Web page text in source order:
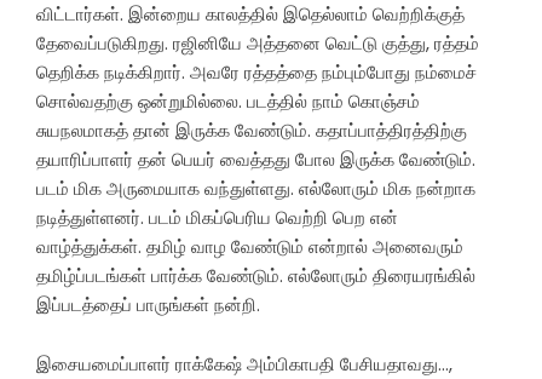
விட்டார்கள். இன்றைய காலத்தில் இதெல்லாம் வெற்றிக்குத்
தேவைப்படுகிறது. ரஜினியே அத்தனை வெட்டு குத்து, ரத்தம்
தெறிக்க நடிக்கிறார். அவரே ரத்தத்தை நம்பும்போது நம்மைச்
சொல்வதற்கு ஒன்றுமில்லை. படத்தில் நாம் கொஞ்சம்
சுயநலமாகத் தான் இருக்க வேண்டும். கதாப்பாத்திரத்திற்கு
தயாரிப்பாளர் தன் பெயர் வைத்தது போல இருக்க வேண்டும்.
படம் மிக அருமையாக வந்துள்ளது. எல்லோரும் மிக நன்றாக
நடித்துள்ளனர். படம் மிகப்பெரிய வெற்றி பெற என்
வாழ்த்துக்கள். தமிழ் வாழ வேண்டும் என்றால் அனைவரும்
தமிழ்ப்படங்கள் பார்க்க வேண்டும். எல்லோரும் திரையரங்கில்
இப்படத்தைப் பாருங்கள் நன்றி.
இசையமைப்பாளர் ராக்கேஷ் அம்பிகாபதி பேசியதாவது…,